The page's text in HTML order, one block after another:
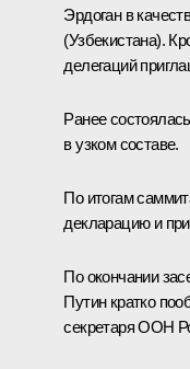
Эрдоганв
(Узбекистана).
делегаций
Ранее
в узком составе.
По итогам
декларациюи
По окончании
Путин кратко
секретаря ООН